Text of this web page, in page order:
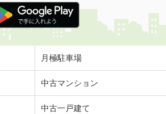
月極駐車場
中古マンション
中古一戸建て